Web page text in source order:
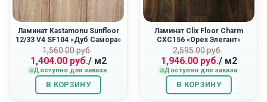
Ламинат Kastamonu Sunfloor
12/33 V4 SF104 «Дуб Самора»
1,560.00руб.
Первоначальная
цена
составляла
1,560.00
руб..
1,404.00руб.
Текущая
цена:
1,404.00
руб..
/ м2
Доступно для заказа
В КОРЗИНУ
Ламинат Clix Floor Charm
CXC156 «Орех Элегант»
2,595.00руб.
цена
составляла
2,595.00
руб..
1,946.00руб.
Текущая
цена:
1,946.00
руб..
/ м2
Доступно для заказа
В КОРЗИНУ